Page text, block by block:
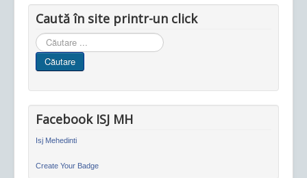
Caută în site printr-un click
Cauta
in
site
Căutare
Facebook ISJ MH
Isj Mehedinti
Create Your Badge